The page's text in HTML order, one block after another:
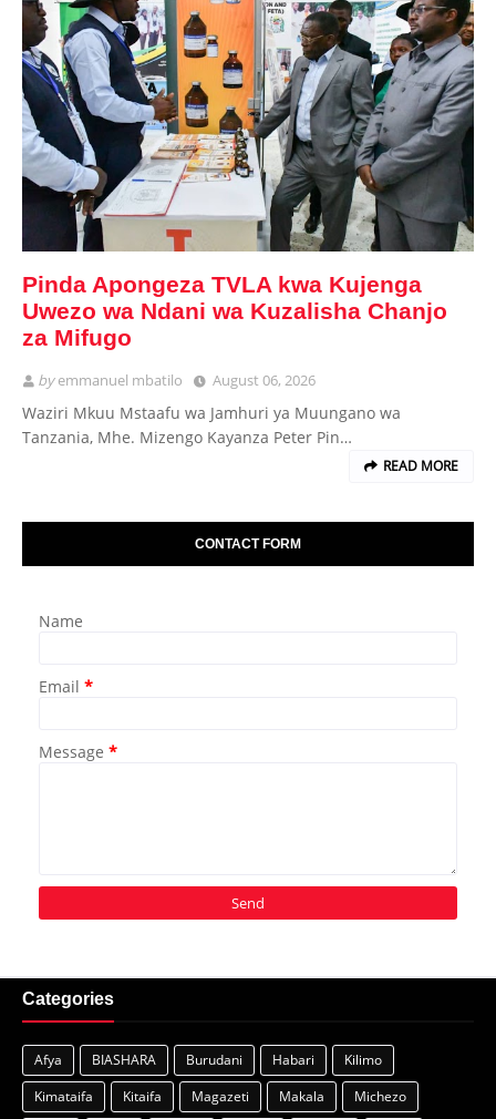
Pinda Apongeza TVLA kwa Kujenga
Uwezo wa Ndani wa Kuzalisha Chanjo
za Mifugo
byemmanuel mbatilo August 06, 2026
Waziri Mkuu Mstaafu wa Jamhuri ya Muungano wa
Tanzania, Mhe. Mizengo Kayanza Peter Pin…
READ MORE
CONTACT FORM
Name
Email *
Message *
Categories
Afya BIASHARA Burudani Habari
Kilimo
Kimataifa
Kitaifa Magazeti Makala Michezo